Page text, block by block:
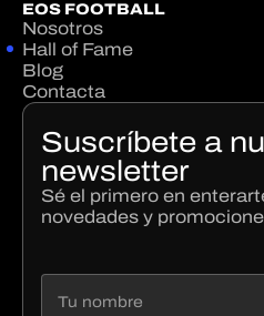
EOS FOOTBALL
Nosotros
Hall of Fame
Blog
Contacta
Suscríbete a
newsletter
Sé el primero en
novedades y